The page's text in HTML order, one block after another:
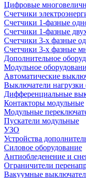
Цифровые
Счетчики
Счетчики 1-фазные
Счетчики 1-фазные
Счетчики 3-х фазные
Счетчики 3-х фазные
Дополнительное
Модульное
Автоматические
Выключатели
Дифференциальные
Контакторы модульные
Модульные
Пускатели модульные
УЗО
Устройства
Силовое оборудование
Антиобледенение и
Ограничители
Вакуумные